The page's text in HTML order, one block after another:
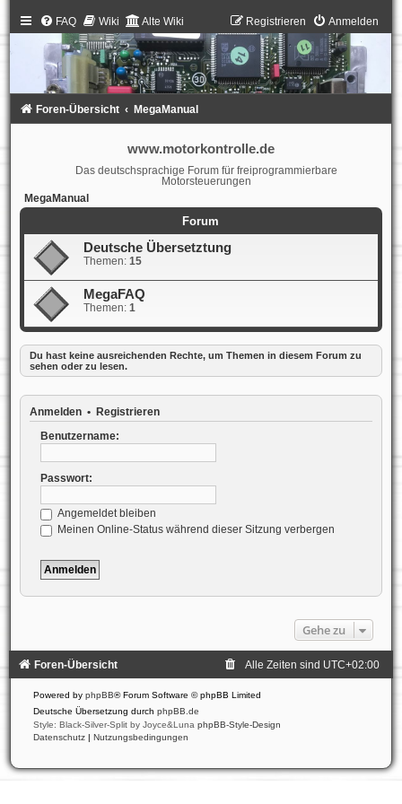
FAQ Wiki Alte Wiki Anmelden
Registrieren
Foren-Übersicht MegaManual
www.motorkontrolle.de
Das deutschsprachige Forum für freiprogrammierbare
Motorsteuerungen
MegaManual
Forum
Deutsche Übersetztung
Themen: 15
MegaFAQ
Themen: 1
Du hast keine ausreichenden Rechte, um Themen in diesem Forum zu
sehen oder zu lesen.
Anmelden• Registrieren
Benutzername:
Passwort:
Angemeldet bleiben
Meinen Online-Status während dieser Sitzung verbergen
Gehe zu
Foren-Übersicht Alle Zeiten sind UTC+02:00
Powered by phpBB® Forum Software © phpBB Limited
Deutsche Übersetzung durch phpBB.de
Style: Black-Silver-Split by Joyce&Luna phpBB-Style-Design
Datenschutz | Nutzungsbedingungen